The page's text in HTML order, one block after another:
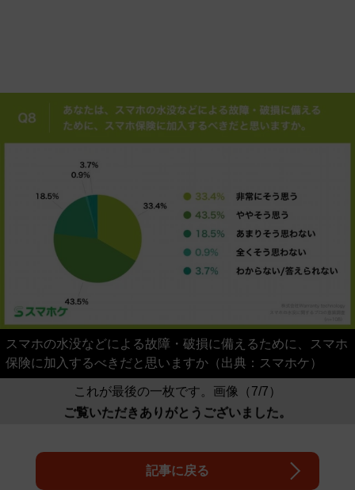
スマホの水没などによる故障・破損に備えるために、スマホ
保険に加入するべきだと思いますか（出典：スマホケ）
これが最後の一枚です。画像（7/7）
ご覧いただきありがとうございました。
記事に戻る